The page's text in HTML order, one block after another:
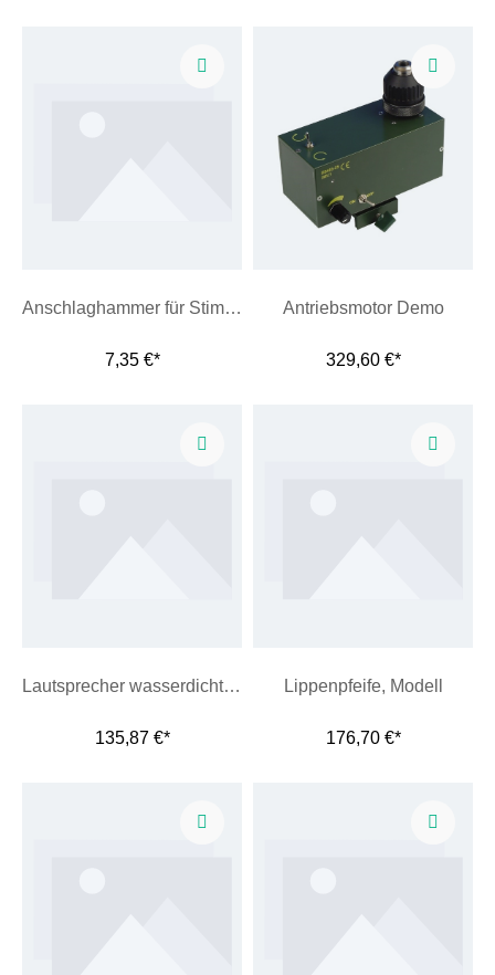
Anschlaghammer für Stimmgabel
7,35 €*
Antriebsmotor Demo
329,60 €*
Lautsprecher wasserdicht, auf Stiel
135,87 €*
Lippenpfeife, Modell
176,70 €*